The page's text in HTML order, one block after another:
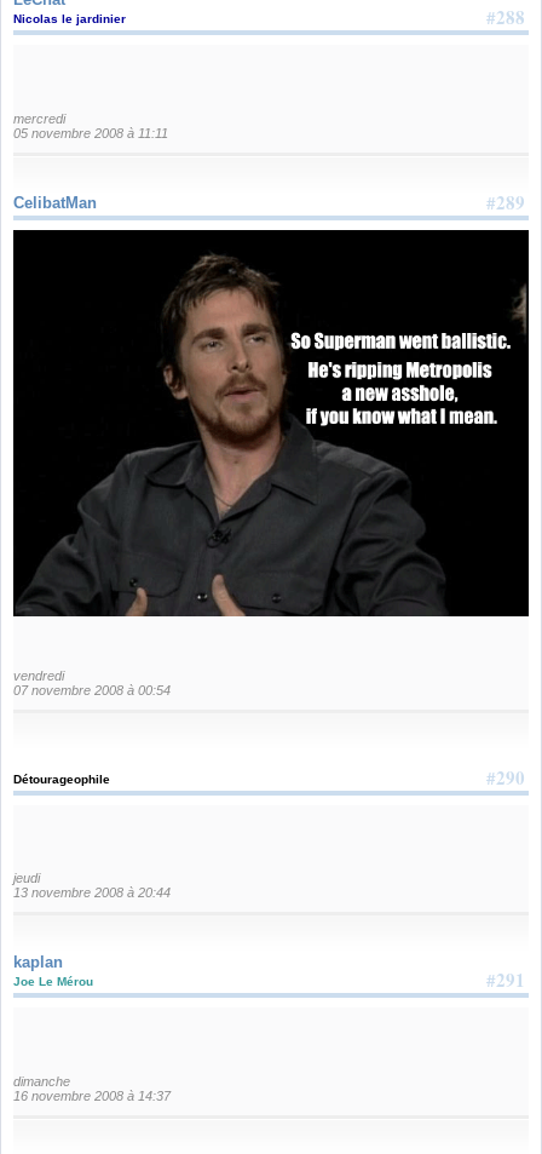
#288
Nicolas le jardinier
mercredi
05 novembre 2008 à 11:11
#289
CelibatMan
vendredi
07 novembre 2008 à 00:54
#290
Détourageophile
jeudi
13 novembre 2008 à 20:44
kaplan
#291
Joe Le Mérou
dimanche
16 novembre 2008 à 14:37